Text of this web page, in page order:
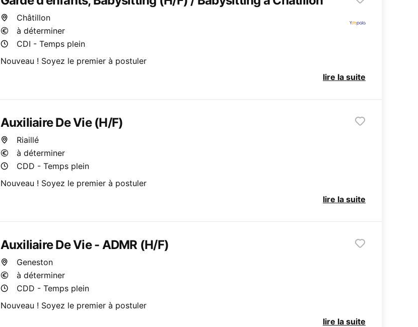
Châtillon
à déterminer
CDI - Temps plein
Nouveau ! Soyez le premier à postuler
lire la suite
Auxiliaire De Vie (H/F)
Riaillé
à déterminer
CDD - Temps plein
Nouveau ! Soyez le premier à postuler
lire la suite
Auxiliaire De Vie - ADMR (H/F)
Geneston
à déterminer
CDD - Temps plein
Nouveau ! Soyez le premier à postuler
lire la suite